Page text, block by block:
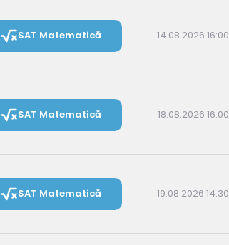
SAT Matematică 14.08.2026 16:00
SAT Matematică 18.08.2026 16:00
SAT Matematică 19.08.2026 14:30